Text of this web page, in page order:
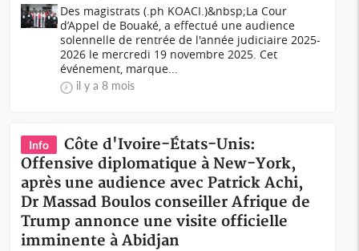
Des magistrats (.ph KOACI.)&nbsp;La Cour
d’Appel de Bouaké, a effectué une audience
solennelle de rentrée de l'année judiciaire 2025-
2026 le mercredi 19 novembre 2025. Cet
événement, marque...
il y a 8 mois
Info
Côte d'Ivoire-États-Unis:
Offensive diplomatique à New-York,
après une audience avec Patrick Achi,
Dr Massad Boulos conseiller Afrique de
Trump annonce une visite officielle
imminente à Abidjan